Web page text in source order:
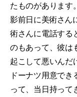
たものがあります
影前日に美術さん
術さんに電話する
のもあって、彼は
起こして悪いんだ
ドーナツ用意で
って、当日持って